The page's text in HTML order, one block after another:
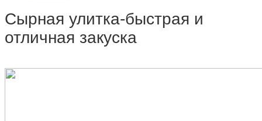
Сырная улитка-быстрая и
отличная закуска